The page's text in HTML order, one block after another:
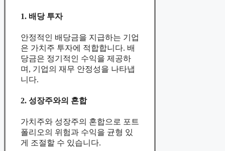
1. 배당 투자
안정적인 배당금을 지급하는 기업
은 가치주 투자에 적합합니다. 배
당금은 정기적인 수익을 제공하
며, 기업의 재무 안정성을 나타냅
니다.
2. 성장주와의 혼합
가치주와 성장주의 혼합으로 포트
폴리오의 위험과 수익을 균형 있
게 조절할 수 있습니다.